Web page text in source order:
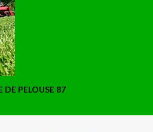
DE PELOUSE 87